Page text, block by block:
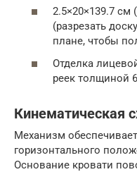
2.5×20×139.7 см
(разрезать
плане, чтобы
Отделка
реек толщиной
Кинематическая
Механизм
горизонтального
Основание кровати